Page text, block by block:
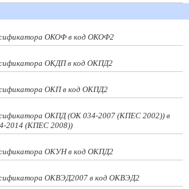
ОКОФ в код ОКОФ2
ОКДП в код ОКПД2
ОКП в код ОКПД2
ОКПД (ОК 034-2007 (КПЕС 2002)) в
2014 (КПЕС 2008))
ОКУН в код ОКПД2
ОКВЭД2007 в код ОКВЭД2